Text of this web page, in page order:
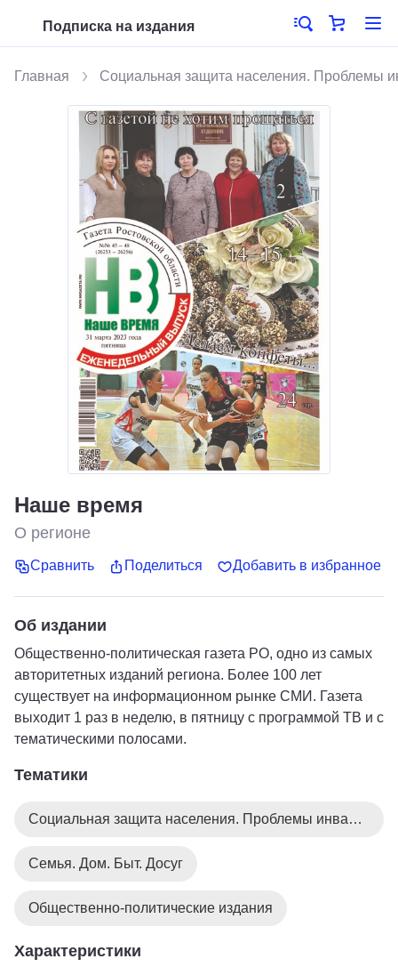
Подписка на издания
Главная Социальная защита населения. Проблемы
Наше время
О регионе
Сравнить Поделиться Добавить в избранное
Об издании
Общественно-политическая газета РО, одно из самых
авторитетных изданий региона. Более 100 лет
существует на информационном рынке СМИ. Газета
выходит 1 раз в неделю, в пятницу с программой ТВ и с
тематическими полосами.
Тематики
Социальная защита населения. Проблемы инвалидов
Семья. Дом. Быт. Досуг
Общественно-политические издания
Характеристики